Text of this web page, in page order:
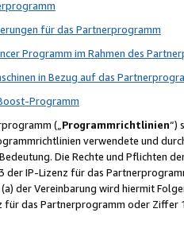
für das Partnerprogramm
Programm im Rahmen des
in Bezug auf das
Programm
(„Programmrichtlinien“)
verwendete und
Die Rechte und Pflichten
IP-Lizenz für das
der Vereinbarung wird hiermit
für das Partnerprogramm oder